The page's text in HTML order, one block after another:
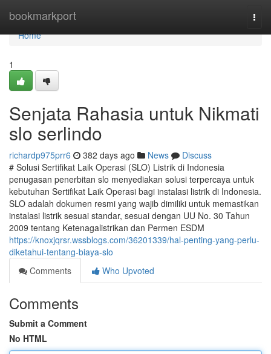
bookmarkport
Home
Home
1
Senjata Rahasia untuk Nikmati
slo serlindo
richardp975prr6 382 days ago News
Discuss
# Solusi Sertifikat Laik Operasi (SLO) Listrik di Indonesia
penugasan penerbitan slo menyediakan solusi terpercaya untuk
kebutuhan Sertifikat Laik Operasi bagi instalasi listrik di Indonesia.
SLO adalah dokumen resmi yang wajib dimiliki untuk memastikan
instalasi listrik sesuai standar, sesuai dengan UU No. 30 Tahun
2009 tentang Ketenagalistrikan dan Permen ESDM
https://knoxjqrsr.wssblogs.com/36201339/hal-penting-yang-perlu-
diketahui-tentang-biaya-slo
Comments
Who Upvoted
Comments
Submit a Comment
No HTML